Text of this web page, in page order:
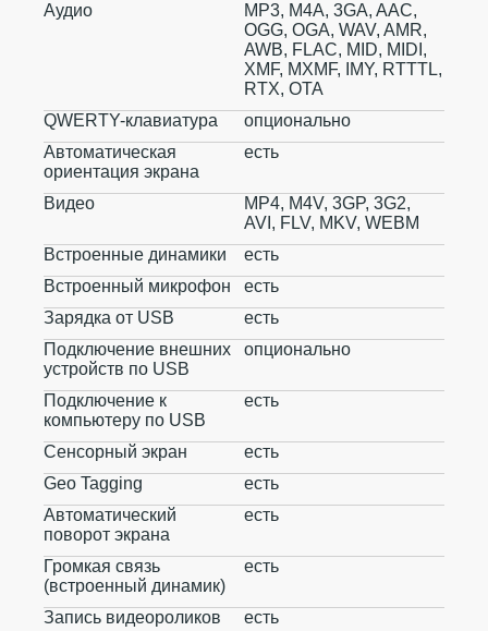
Аудио
MP3, M4A, 3GA, AAC,
OGG, OGA, WAV, AMR,
AWB, FLAC, MID, MIDI,
XMF, MXMF, IMY, RTTTL,
RTX, OTA
QWERTY-клавиатура
опционально
Автоматическая
ориентация экрана
есть
Видео
MP4, M4V, 3GP, 3G2,
AVI, FLV, MKV, WEBM
Встроенные динамики
есть
Встроенный микрофон
есть
Зарядка от USB
есть
Подключение внешних
устройств по USB
опционально
Подключение к
компьютеру по USB
есть
Сенсорный экран
есть
Geo Tagging
есть
Автоматический
поворот экрана
есть
Громкая связь
(встроенный динамик)
есть
Запись видеороликов
есть